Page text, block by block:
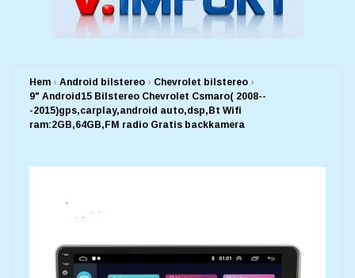
Hem › Android bilstereo › Chevrolet bilstereo ›
9" Android15 Bilstereo Chevrolet Csmaro( 2008--
-2015)gps,carplay,android auto,dsp,Bt Wifi
ram:2GB,64GB,FM radio Gratis backkamera